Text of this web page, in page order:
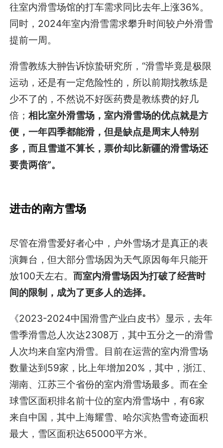
往室内滑雪场馆的打车需求同比去年上涨36%。
同时，2024年室内滑雪需求攀升时间较户外滑雪
提前一周。
滑雪教练大翀告诉惊蛰研究所，“滑雪毕竟是极限
运动，还是有一定危险性的，所以前期找教练是
少不了的，不然说不好医药费是教练费的好几
倍；相比室外滑雪场，室内滑雪场的优点就是方
便，一年四季都能滑，但是缺点是周末人特别
多，而且雪道不算长，票价却比新疆的滑雪场还
要贵两倍”。
进击的南方雪场
尽管在滑雪爱好者心中，户外雪场才是真正的表
演舞台，但大部分雪场因为天气原因每年只能开
放100天左右。而室内滑雪场因为打破了经营时
间的限制，成为了更多人的选择。
《2023-2024中国滑雪产业白皮书》显示，去年
雪季滑雪总人次达2308万，其中五分之一的滑雪
人次均来自室内滑雪。目前在运营的室内滑雪场
数量达到59家，比上年增加20%，其中，浙江、
湖南、江苏三个省份的室内滑雪场最多。而在全
球雪区面积排名前十位的室内滑雪场中，有6家
来自中国，其中上海耀雪、哈尔滨热雪奇迹面积
最大，雪区面积达65000平方米。